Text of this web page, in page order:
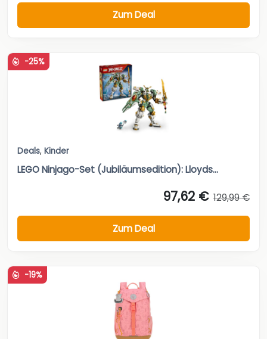
Zum Deal
-25%
Deals, Kinder
LEGO Ninjago-Set (Jubiläumsedition): Lloyds...
97,62 € 129,99 €
Zum Deal
-19%